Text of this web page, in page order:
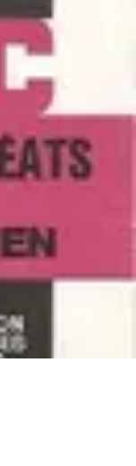
et Espaces